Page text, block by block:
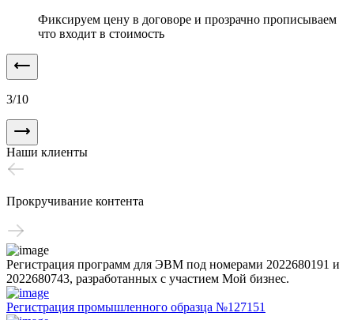
Фиксируем цену в договоре и прозрачно прописываем
что входит в стоимость
3/10
Наши клиенты
Прокручивание контента
Регистрация программ для ЭВМ под номерами 2022680191 и
2022680743, разработанных с участием Мой бизнес.
Регистрация промышленного образца №127151